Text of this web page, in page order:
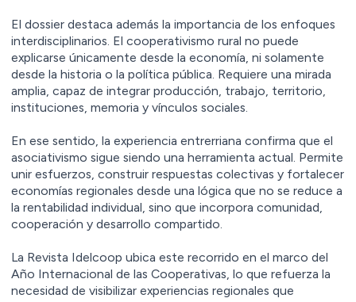
El dossier destaca además la importancia de los enfoques
interdisciplinarios. El cooperativismo rural no puede
explicarse únicamente desde la economía, ni solamente
desde la historia o la política pública. Requiere una mirada
amplia, capaz de integrar producción, trabajo, territorio,
instituciones, memoria y vínculos sociales.
En ese sentido, la experiencia entrerriana confirma que el
asociativismo sigue siendo una herramienta actual. Permite
unir esfuerzos, construir respuestas colectivas y fortalecer
economías regionales desde una lógica que no se reduce a
la rentabilidad individual, sino que incorpora comunidad,
cooperación y desarrollo compartido.
La Revista Idelcoop ubica este recorrido en el marco del
Año Internacional de las Cooperativas, lo que refuerza la
necesidad de visibilizar experiencias regionales que